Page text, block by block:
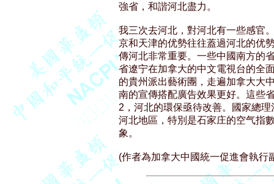
強省，和諧河北盡力。
我三次去河北，對河北有一些感官
京和天津的优勢往往蓋過河北的优
傳河北非常重要。一些中國南方的
省遼宁在加拿大的中文電視台的全
的貴州派出藝術團，走遍加拿大大
南的宣傳搭配廣告效果更好。這些
2，河北的環保亟待改善。國家總
河北地區，特別是石家庄的空气指
象。